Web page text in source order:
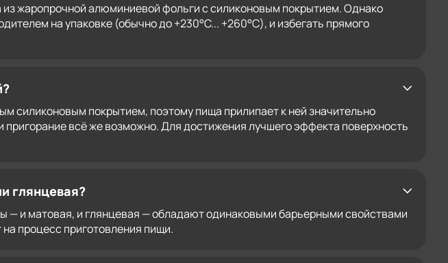
из жаропрочной алюминиевой фольги с силиконовым покрытием. Однако
на упаковке (обычно до +230°C... +260°C), и избегать прямого
силиконовым покрытием, поэтому пища прилипает к ней значительно
всё же возможно. Для достижения лучшего эффекта поверхность
глянцевая?
— и матовая, и глянцевая — обладают одинаковыми барьерными свойствами
процесс приготовления пищи.